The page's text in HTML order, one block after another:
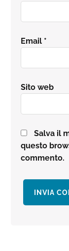
Email *
Sito web
Salva il
questo
commento.